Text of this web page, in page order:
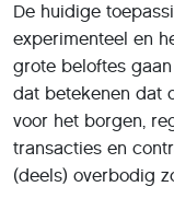
De huidige
experimenteel en
grote beloftes
dat betekenen dat
voor het borgen,
transacties en
(deels) overbodig